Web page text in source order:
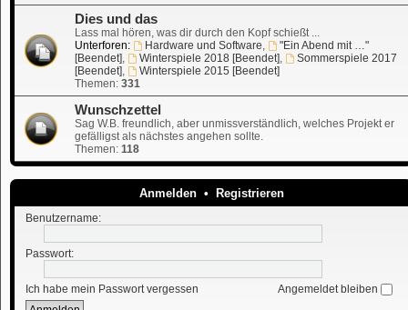
Dies und das
Lass mal hören, was dir durch den Kopf schießt ...
Unterforen:
Hardware und Software,
"Ein Abend mit …"
[Beendet], Winterspiele 2018 [Beendet],
Sommerspiele 2017
[Beendet],
Winterspiele 2015 [Beendet]
Themen: 331
Wunschzettel
Sag W.B. freundlich, aber unmissverständlich, welches Projekt er
gefälligst als nächstes angehen sollte.
Themen: 118
Anmelden• Registrieren
Benutzername:
Passwort:
Ich habe mein Passwort vergessen Angemeldet bleiben